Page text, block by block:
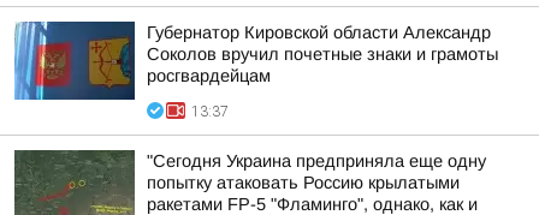
Губернатор Кировской области Александр
Соколов вручил почетные знаки и грамоты
росгвардейцам
13:37
"Сегодня Украина предприняла еще одну
попытку атаковать Россию крылатыми
ракетами FP-5 "Фламинго", однако, как и